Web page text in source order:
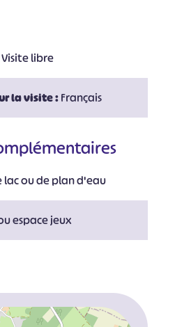
Visite libre
la visite :Français
lac ou de plan d'eau
espace jeux